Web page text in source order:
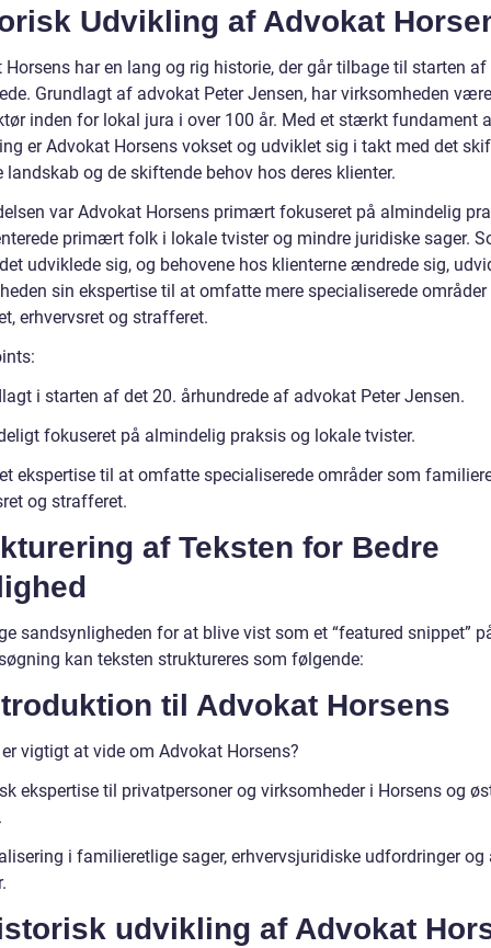
Udvikling af Advokat
Horsens har en lang og rig historie, der går tilbage til starten af
Grundlagt af advokat Peter Jensen, har virksomheden
inden for lokal jura i over 100 år. Med et stærkt fundament
er Advokat Horsens vokset og udviklet sig i takt med det
landskab og de skiftende behov hos deres klienter.
var Advokat Horsens primært fokuseret på almindelig
primært folk i lokale tvister og mindre juridiske sager.
udviklede sig, og behovene hos klienterne ændrede sig,
sin ekspertise til at omfatte mere specialiserede
erhvervsret og strafferet.
i starten af det 20. århundrede af advokat Peter Jensen.
fokuseret på almindelig praksis og lokale tvister.
ekspertise til at omfatte specialiserede områder som
og strafferet.
af Teksten for Bedre
sandsynligheden for at blive vist som et “featured snippet”
kan teksten struktureres som følgende:
til Advokat Horsens
vigtigt at vide om Advokat Horsens?
ekspertise til privatpersoner og virksomheder i Horsens og
i familieretlige sager, erhvervsjuridiske udfordringer og
udvikling af Advokat